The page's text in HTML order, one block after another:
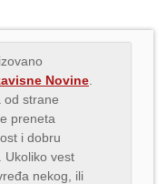
Novine
od strane
preneta
i dobru
. Ukoliko vest
nekog, ili